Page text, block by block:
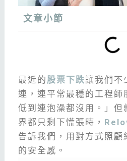
文章小節
最近的 股票下跌讓我們不
連，連平常最穩的工程師
低到連泡澡都沒用。」但
界都只剩下慌張時，
告訴我們，用對方式照顧
的安全感。